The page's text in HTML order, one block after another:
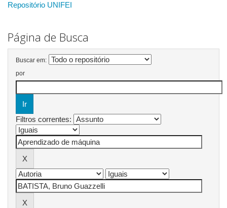
Repositório UNIFEI
Página de Busca
Buscar em:
por
Filtros correntes: